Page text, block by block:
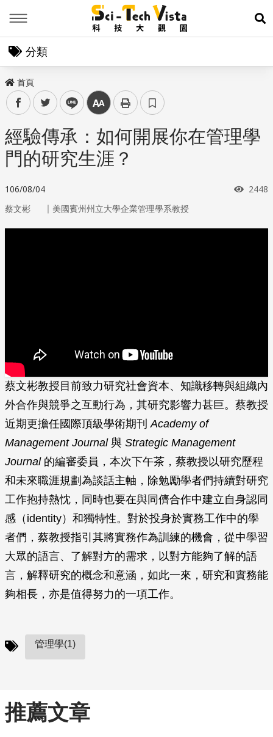
展
分類
首頁
facebooktwitter line 中
經驗傳承：如何開展你在管理學
門的研究生涯？
106/08/04 瀏覽
2448
蔡文彬 ｜ 美國賓州州立大學企業管理學系教授
蔡文彬教授目前致力研究社會資本、知識移轉與組織內
外合作與競爭之互動行為，其研究影響力甚巨。蔡教授
近期更擔任國際頂級學術期刊Academy of
Management Journal與 Strategic Management
Journal的編審委員，本次下午茶，蔡教授以研究歷程
和未來職涯規劃為談話主軸，除勉勵學者們持續對研究
工作抱持熱忱，同時也要在與同儕合作中建立自身認同
感（identity）和獨特性。對於投身於實務工作中的學
者們，蔡教授指引其將實務作為訓練的機會，從中學習
大眾的語言、了解對方的需求，以對方能夠了解的語
言，解釋研究的概念和意涵，如此一來，研究和實務能
夠相長，亦是值得努力的一項工作。
管理學(1)
推薦文章